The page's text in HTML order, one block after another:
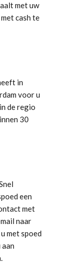
met uw
cash te
in
voor u
de regio
30
een
met
naar
met spoed